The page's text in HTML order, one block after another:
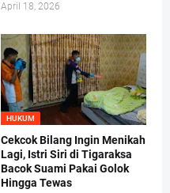
April 18, 2026
HUKUM
Cekcok Bilang Ingin Menikah
Lagi, Istri Siri di Tigaraksa
Bacok Suami Pakai Golok
Hingga Tewas